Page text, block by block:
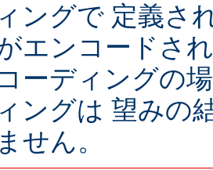
ングで 定義さ
エンコードさ
ーディングの
ングは 望みの
せん。